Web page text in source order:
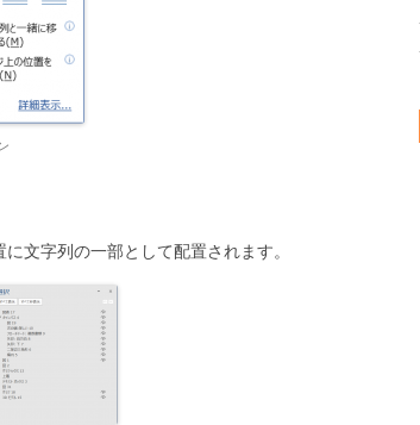
文字列の一部として配置されます。